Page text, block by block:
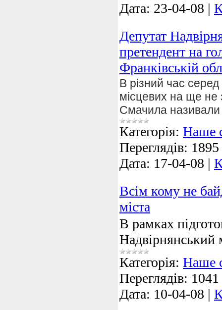
Дата: 23-04-08 |
Депутат
претендент на
Франківській
В різний час
місцевих на ще не
Смачила називали
Категорія: Наше
Переглядів: 1895
Дата: 17-04-08 |
Всім кому не
міста
В рамках
Надвірнянський
Категорія: Наше
Переглядів: 1041
Дата: 10-04-08 |